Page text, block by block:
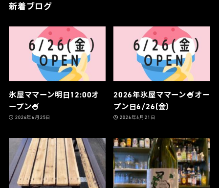
新着ブログ
氷屋ママーン明日12:00オ
ープン🍧
2026年6月25日
2026年氷屋ママーン🍧オー
プン日6/26(金)
2026年6月21日